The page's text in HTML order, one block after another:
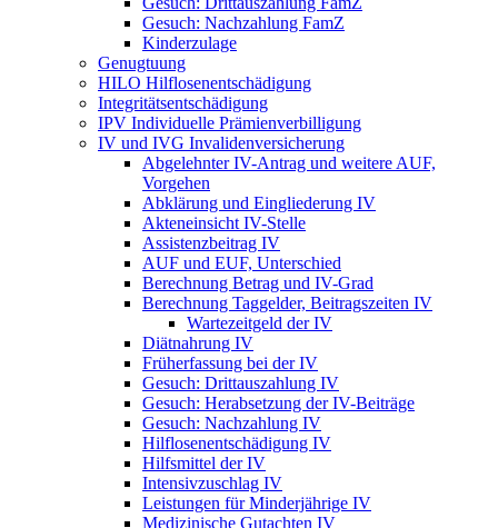
Gesuch: Nachzahlung FamZ
Kinderzulage
Genugtuung
HILO Hilflosenentschädigung
Integritätsentschädigung
IPV Individuelle Prämienverbilligung
IV und IVG Invalidenversicherung
Abgelehnter IV-Antrag und weitere AUF,
Vorgehen
Abklärung und Eingliederung IV
Akteneinsicht IV-Stelle
Assistenzbeitrag IV
AUF und EUF, Unterschied
Berechnung Betrag und IV-Grad
Berechnung Taggelder, Beitragszeiten IV
Wartezeitgeld der IV
Diätnahrung IV
Früherfassung bei der IV
Gesuch: Drittauszahlung IV
Gesuch: Herabsetzung der IV-Beiträge
Gesuch: Nachzahlung IV
Hilflosenentschädigung IV
Hilfsmittel der IV
Intensivzuschlag IV
Leistungen für Minderjährige IV
Medizinische Gutachten IV